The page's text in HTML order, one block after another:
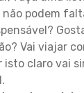
podem
Vai viajar
isto claro vai